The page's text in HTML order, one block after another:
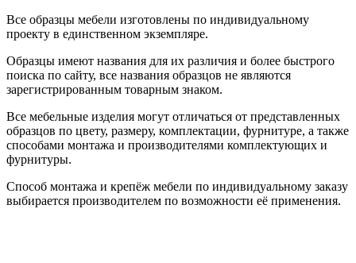
Все образцы мебели изготовлены по индивидуальному
проекту в единственном экземпляре.
Образцы имеют названия для их различия и более быстрого
поиска по сайту, все названия образцов не являются
зарегистрированным товарным знаком.
Все мебельные изделия могут отличаться от представленных
образцов по цвету, размеру, комплектации, фурнитуре, а также
способами монтажа и производителями комплектующих и
фурнитуры.
Способ монтажа и крепёж мебели по индивидуальному заказу
выбирается производителем по возможности её применения.